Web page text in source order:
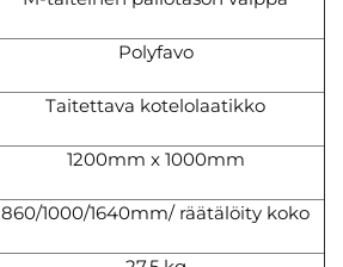
Polyfavo
Taitettava kotelolaatikko
1200mm x 1000mm
860/1000/1640mm/ räätälöity koko